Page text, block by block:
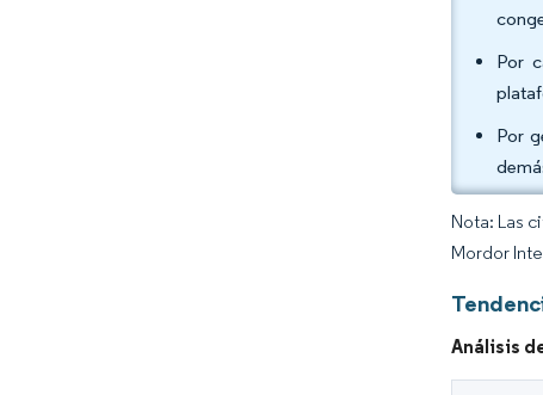
Por
Por
Nota: Las
Mordor
Análisis